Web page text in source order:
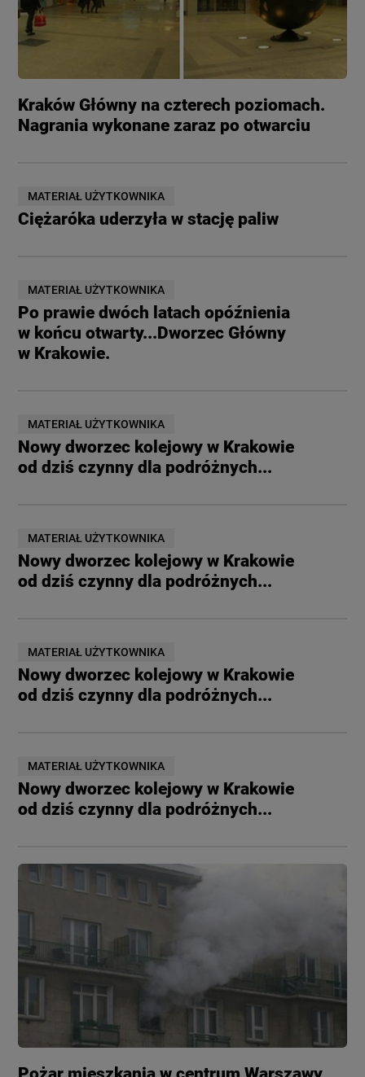
Kraków Główny na czterech poziomach.
Nagrania wykonane zaraz po otwarciu
MATERIAŁ UŻYTKOWNIKA
Ciężaróka uderzyła w stację paliw
MATERIAŁ UŻYTKOWNIKA
Po prawie dwóch latach opóźnienia
w końcu otwarty...Dworzec Główny
w Krakowie.
MATERIAŁ UŻYTKOWNIKA
Nowy dworzec kolejowy w Krakowie
od dziś czynny dla podróżnych...
MATERIAŁ UŻYTKOWNIKA
Nowy dworzec kolejowy w Krakowie
od dziś czynny dla podróżnych...
MATERIAŁ UŻYTKOWNIKA
Nowy dworzec kolejowy w Krakowie
od dziś czynny dla podróżnych...
MATERIAŁ UŻYTKOWNIKA
Nowy dworzec kolejowy w Krakowie
od dziś czynny dla podróżnych...